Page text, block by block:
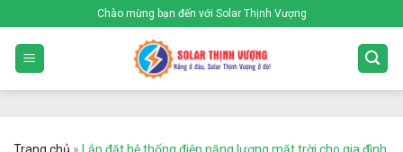
to
content
Chào mừng bạn đến với Solar Thịnh Vượng